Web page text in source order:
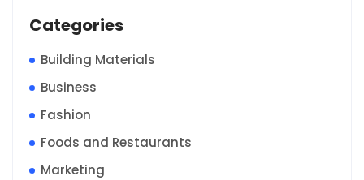
Categories
Building Materials
Business
Fashion
Foods and Restaurants
Marketing